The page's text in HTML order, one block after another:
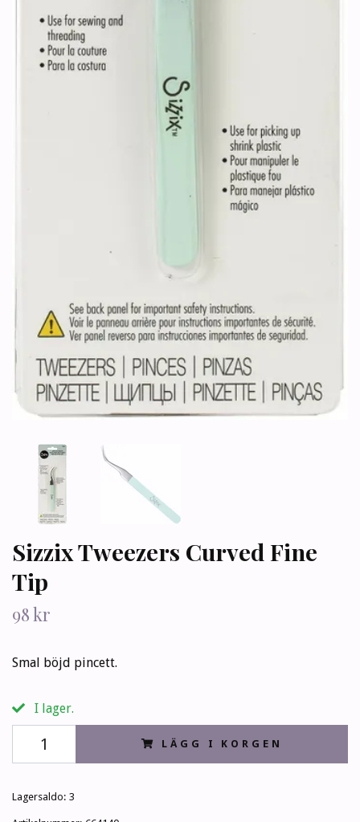
Sizzix Tweezers Curved Fine
Tip
98 kr
Smal böjd pincett.
I lager.
LÄGG I KORGEN
Lagersaldo: 3